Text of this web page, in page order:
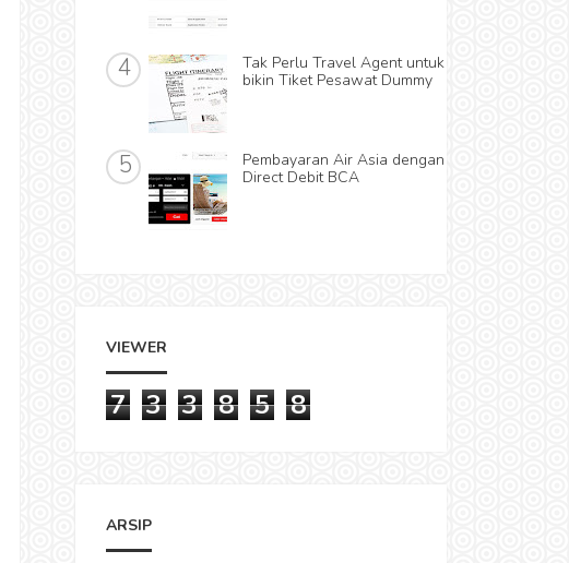
Tak Perlu Travel Agent untuk
bikin Tiket Pesawat Dummy
Pembayaran Air Asia dengan
Direct Debit BCA
VIEWER
7 3 3 8 5 8
ARSIP